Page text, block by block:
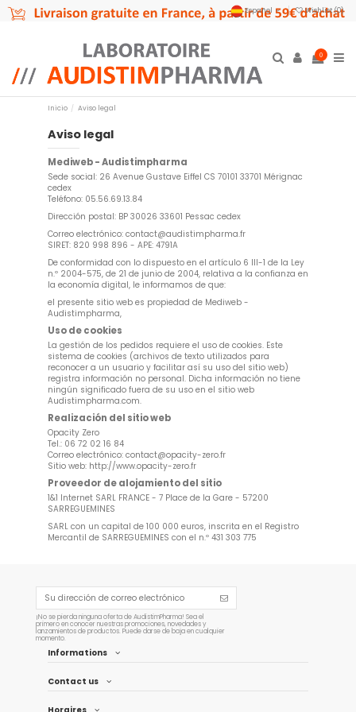
Español Wishlist (0)
0
Inicio Aviso legal
Aviso legal
Mediweb - Audistimpharma
Sede social: 26 Avenue Gustave Eiffel CS 70101 33701 Mérignac
cedex
Teléfono: 05.56.69.13.84
Dirección postal: BP 30026 33601 Pessac cedex
Correo electrónico: contact@audistimpharma.fr
SIRET: 820 998 896 - APE: 4791A
De conformidad con lo dispuesto en el artículo 6 III-1 de la Ley
n.º 2004-575, de 21 de junio de 2004, relativa a la confianza en
la economía digital, le informamos de que:
el presente sitio web es propiedad de Mediweb -
Audistimpharma,
Uso de cookies
La gestión de los pedidos requiere el uso de cookies. Este
sistema de cookies (archivos de texto utilizados para
reconocer a un usuario y facilitar así su uso del sitio web)
registra información no personal. Dicha información no tiene
ningún significado fuera de su uso en el sitio web
Audistimpharma.com.
Realización del sitio web
Opacity Zero
Tel.: 06 72 02 16 84
Correo electrónico: contact@opacity-zero.fr
Sitio web: http://www.opacity-zero.fr
Proveedor de alojamiento del sitio
1&1 Internet SARL FRANCE - 7 Place de la Gare - 57200
SARREGUEMINES
SARL con un capital de 100 000 euros, inscrita en el Registro
Mercantil de SARREGUEMINES con el n.º 431 303 775
¡No se pierda ninguna oferta de AudistimPharma! Sea el
primero en conocer nuestras promociones, novedades y
lanzamientos de productos. Puede darse de baja en cualquier
momento.
Informations
Contact us